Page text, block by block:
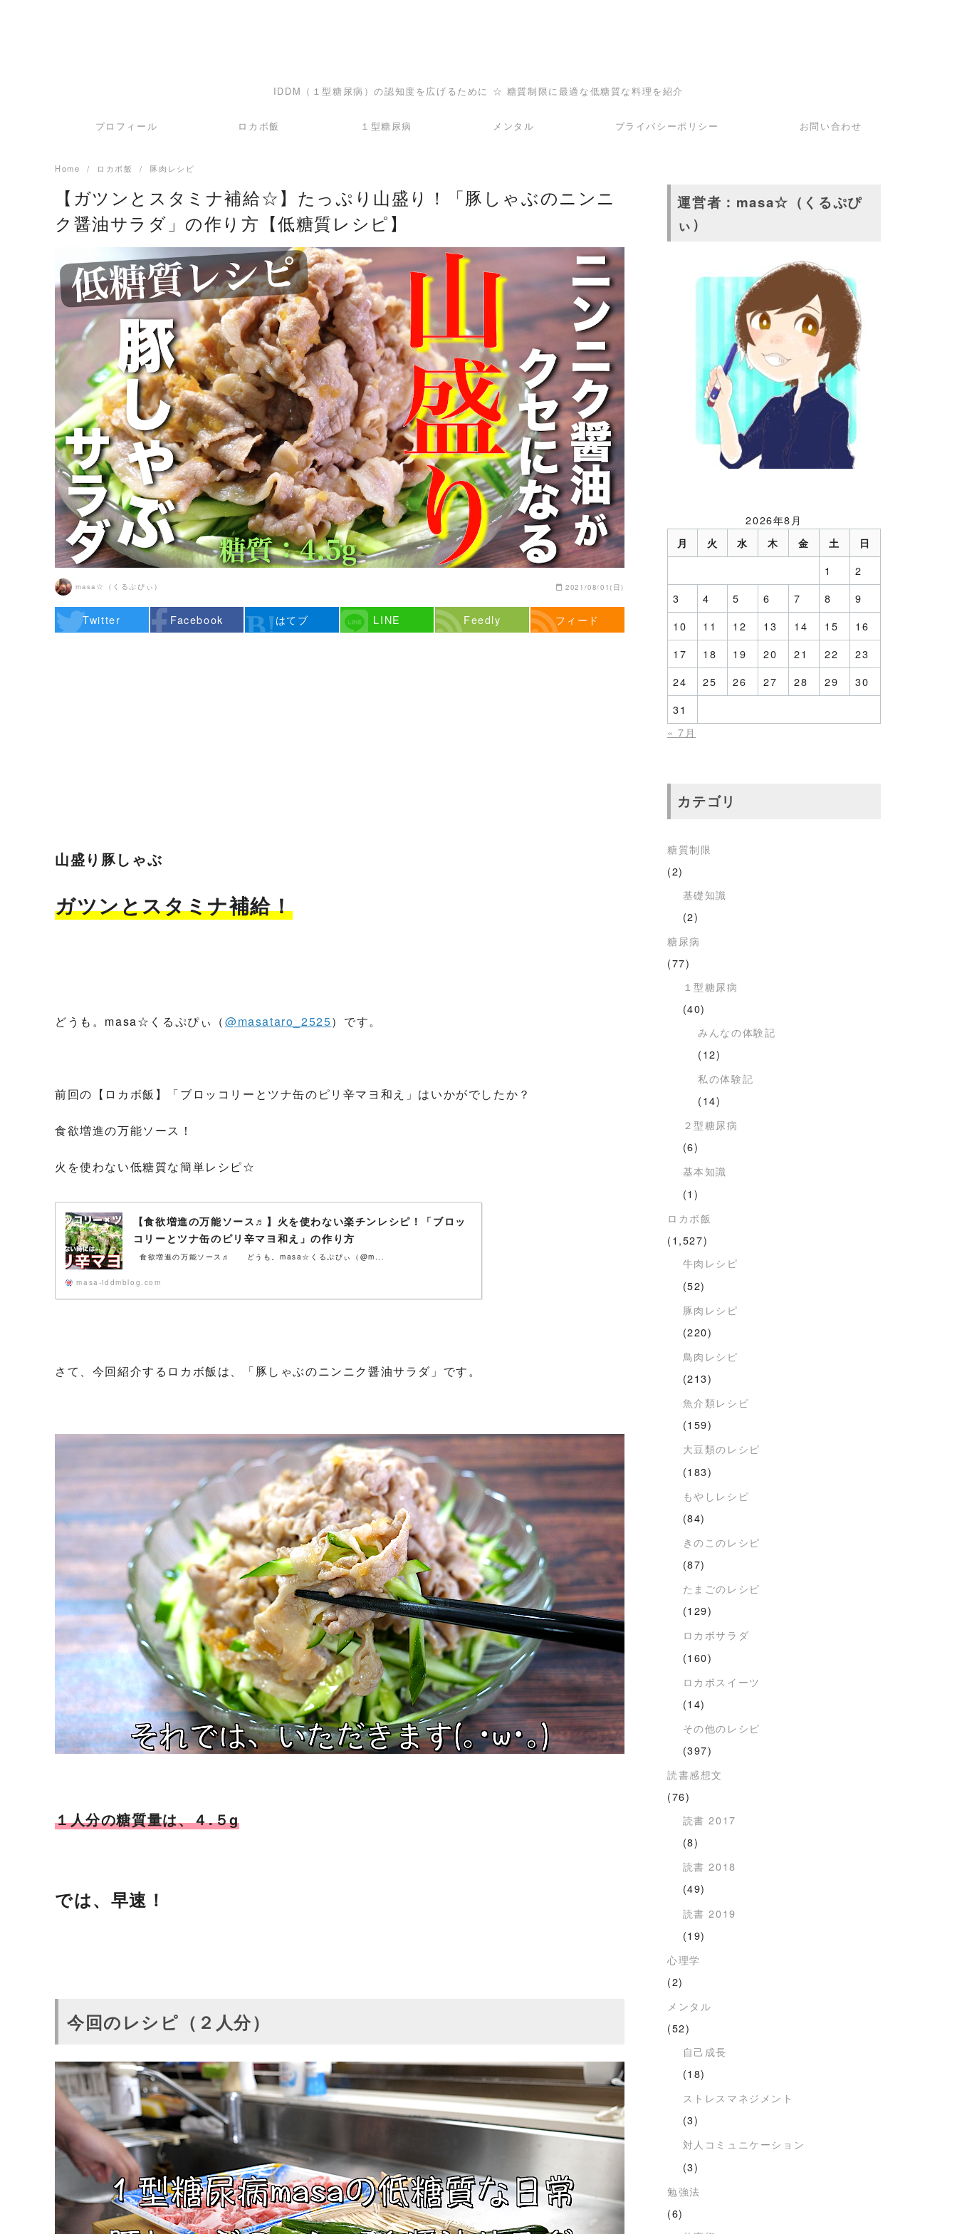
IDDM（１型糖尿病）の認知度を広げるために ☆ 糖質制限に最適な低糖質な料理を紹介
プロフィール ロカボ飯 １型糖尿病 メンタル プライバシーポリシー お問い合わせ
Home ロカボ飯 豚肉レシピ
【ガツンとスタミナ補給☆】たっぷり山盛り！「豚しゃぶのニンニ
ク醤油サラダ」の作り方【低糖質レシピ】
masa☆（くるぷぴぃ） 2021/08/01(日)
Twitter Facebook はてブ LINE Feedly フィード
山盛り豚しゃぶ
ガツンとスタミナ補給！
どうも。masa☆くるぷぴぃ（@masataro_2525）です。
前回の【ロカボ飯】「ブロッコリーとツナ缶のピリ辛マヨ和え」はいかがでしたか？
食欲増進の万能ソース！
火を使わない低糖質な簡単レシピ☆
【食欲増進の万能ソース♬】火を使わない楽チンレシピ！「ブロッ
コリーとツナ缶のピリ辛マヨ和え」の作り方
食欲増進の万能ソース♬ どうも。masa☆くるぷぴぃ（@m...
masa-iddmblog.com
さて、今回紹介するロカボ飯は、「豚しゃぶのニンニク醤油サラダ」です。
１人分の糖質量は、４.５g
では、早速！
今回のレシピ（２人分）
運営者：masa☆（くるぷぴ
ぃ）
2026年8月
月 火 水 木 金 土 日
1
2
3
4 5 6 7 8
9
10
11 12 13 14 15
16
17
18 19 20 21 22
23
24
25 26 27 28 29
30
31
« 7月
カテゴリ
糖質制限
(2)
基礎知識
(2)
糖尿病
(77)
１型糖尿病
(40)
みんなの体験記
(12)
私の体験記
(14)
２型糖尿病
(6)
基本知識
(1)
ロカボ飯
(1,527)
牛肉レシピ
(52)
豚肉レシピ
(220)
鳥肉レシピ
(213)
魚介類レシピ
(159)
大豆類のレシピ
(183)
もやしレシピ
(84)
きのこのレシピ
(87)
たまごのレシピ
(129)
ロカボサラダ
(160)
ロカボスイーツ
(14)
その他のレシピ
(397)
読書感想文
(76)
読書 2017
(8)
読書 2018
(49)
読書 2019
(19)
心理学
(2)
メンタル
(52)
自己成長
(18)
ストレスマネジメント
(3)
対人コミュニケーション
(3)
勉強法
(6)